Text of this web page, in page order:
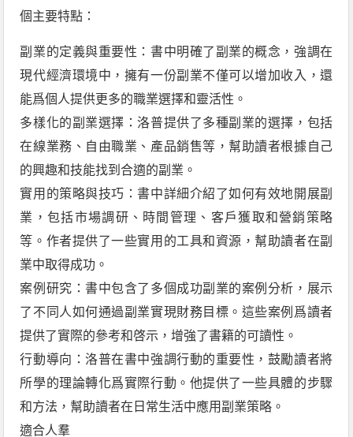
個主要特點：
副業的定義與重要性：書中明確了副業的概念，強調在
現代經濟環境中，擁有一份副業不僅可以增加收入，還
能爲個人提供更多的職業選擇和靈活性。
多樣化的副業選擇：洛普提供了多種副業的選擇，包括
在線業務、自由職業、產品銷售等，幫助讀者根據自己
的興趣和技能找到合適的副業。
實用的策略與技巧：書中詳細介紹了如何有效地開展副
業，包括市場調研、時間管理、客戶獲取和營銷策略
等。作者提供了一些實用的工具和資源，幫助讀者在副
業中取得成功。
案例研究：書中包含了多個成功副業的案例分析，展示
了不同人如何通過副業實現財務目標。這些案例爲讀者
提供了實際的參考和啓示，增強了書籍的可讀性。
行動導向：洛普在書中強調行動的重要性，鼓勵讀者將
所學的理論轉化爲實際行動。他提供了一些具體的步驟
和方法，幫助讀者在日常生活中應用副業策略。
適合人羣